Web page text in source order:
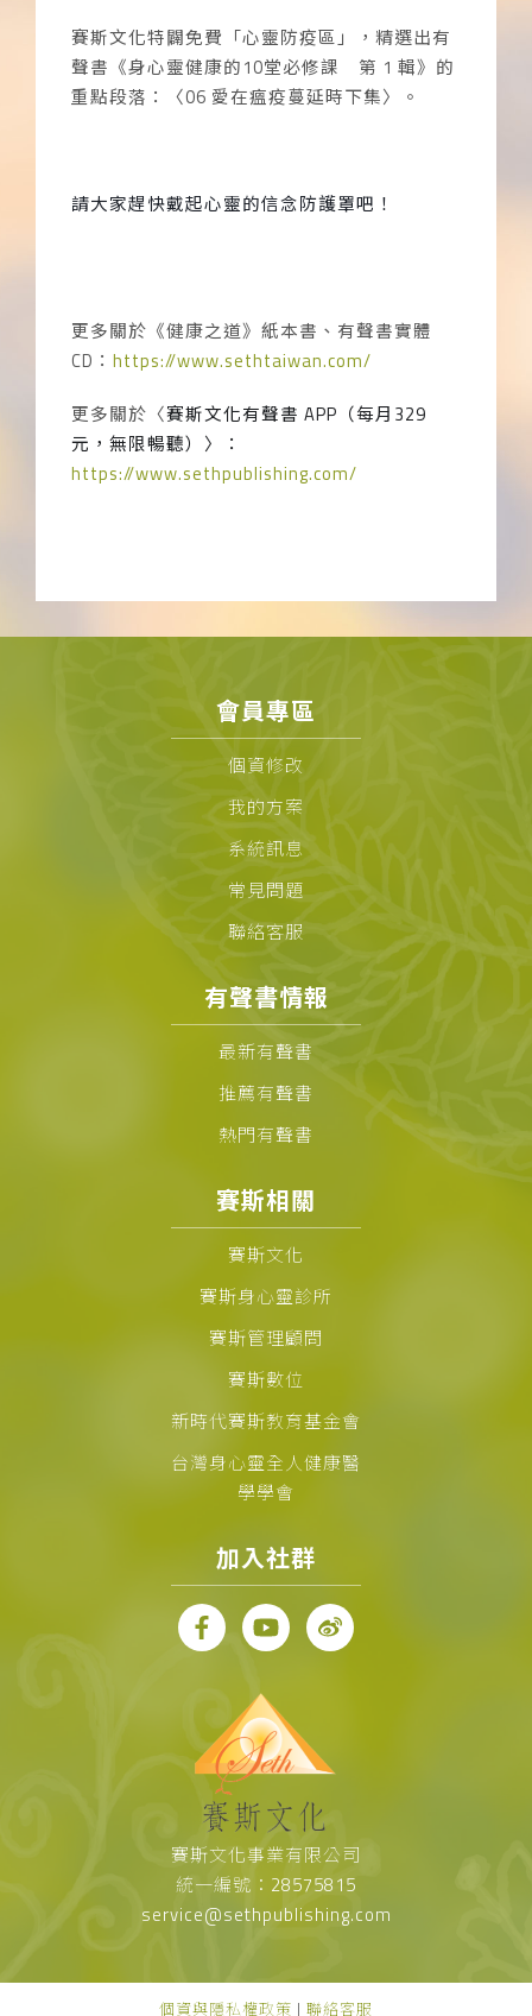
賽斯文化特闢免費「心靈防疫區」，精選出有
聲書《身心靈健康的10堂必修課 第 1 輯》的
重點段落：〈06 愛在瘟疫蔓延時下集〉。
請大家趕快戴起心靈的信念防護罩吧！
更多關於《健康之道》紙本書、有聲書實體
CD ： https://www.sethtaiwan.com/
更多關於〈賽斯文化有聲書 APP （每月 329
元，無限暢聽）〉：
https://www.sethpublishing.com/
會員專區
個資修改
我的方案
系統訊息
常見問題
聯絡客服
有聲書情報
最新有聲書
推薦有聲書
熱門有聲書
賽斯相關
賽斯文化
賽斯身心靈診所
賽斯管理顧問
賽斯數位
新時代賽斯教育基金會
台灣身心靈全人健康醫
學學會
加入社群
賽斯文化事業有限公司
統一編號：28575815
service@sethpublishing.com
個資與隱私權政策 | 聯絡客服